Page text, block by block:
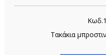
Τακάκια